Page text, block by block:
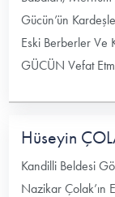
Gücün’ün
Eski Berberler Ve
GÜCÜN Vefat
Hüseyin
Kandilli Beldesi
Nazikar Çolak’ın